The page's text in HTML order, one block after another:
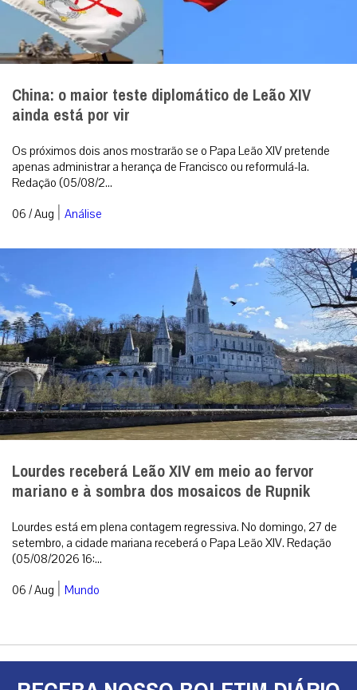
Lourdes receberá Leão XIV em meio ao fervor
mariano e à sombra dos mosaicos de Rupnik
Lourdes está em plena contagem regressiva. No domingo, 27 de
setembro, a cidade mariana receberá o Papa Leão XIV. Redação
06 / Aug|Mundo
RECEBA NOSSO BOLETIM DIÁRIO
A primeira agência de notícias católicas do Brasil
Categorias
Análise